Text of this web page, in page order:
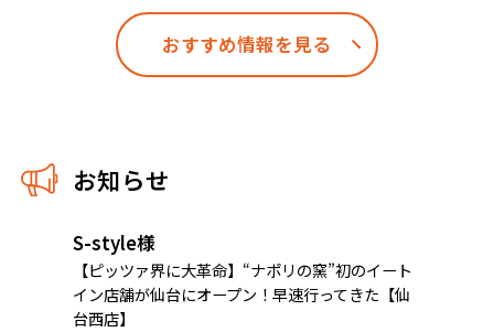
おすすめ情報を見る
お知らせ
S-style様
【ピッツァ界に大革命】“ナポリの窯”初のイート
イン店舗が仙台にオープン！早速行ってきた【仙
台西店】